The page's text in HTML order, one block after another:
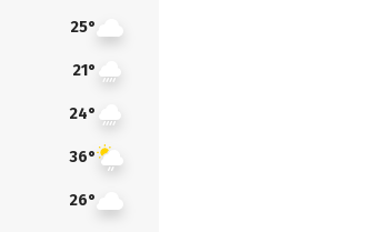
25°
21°
24°
36°
26°